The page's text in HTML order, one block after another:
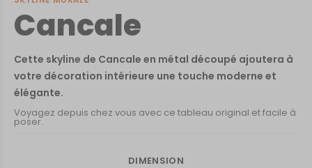
Cancale
Cette skyline de Cancale en métal découpé ajoutera à
votre décoration intérieure une touche moderne et
élégante.
Voyagez depuis chez vous avec ce tableau original et facile à
poser.
DIMENSION